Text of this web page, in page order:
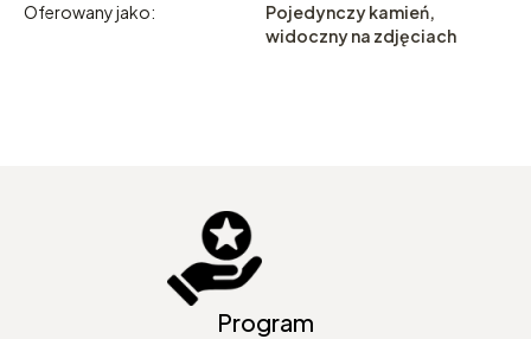
Oferowany jako:
Pojedynczy kamień,
widoczny na zdjęciach
Program